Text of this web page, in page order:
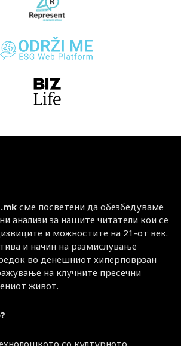
сме посветени да обезбедуваме
анализи за нашите читатели кои се
и можностите на 21-от век.
и начин на размислување
во денешниот хиперповрзан
на клучните пресечни
живот.
со културното,